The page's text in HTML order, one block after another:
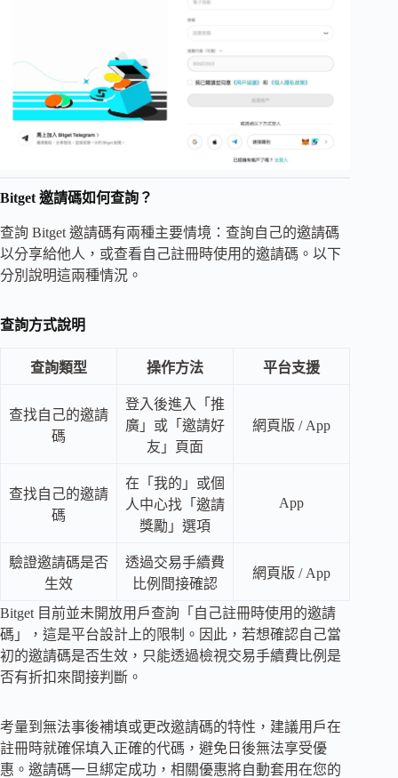
Bitget 邀請碼如何查詢？
查詢 Bitget 邀請碼有兩種主要情境：查詢自己的邀請碼
以分享給他人，或查看自己註冊時使用的邀請碼。以下
分別說明這兩種情況。
查詢方式說明
查詢類型 操作方法 平台支援
查找自己的邀請
碼
登入後進入「推
廣」或「邀請好
友」頁面
網頁版 / App
查找自己的邀請
碼
在「我的」或個
人中心找「邀請
獎勵」選項
App
驗證邀請碼是否
生效
透過交易手續費
比例間接確認
網頁版 / App
Bitget 目前並未開放用戶查詢「自己註冊時使用的邀請
碼」，這是平台設計上的限制。因此，若想確認自己當
初的邀請碼是否生效，只能透過檢視交易手續費比例是
否有折扣來間接判斷。
考量到無法事後補填或更改邀請碼的特性，建議用戶在
註冊時就確保填入正確的代碼，避免日後無法享受優
惠。邀請碼一旦綁定成功，相關優惠將自動套用在您的